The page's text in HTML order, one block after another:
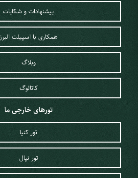
پیشنهادات و شکایات
همکاری با اسپیلت البرز
وبلاگ
کاتالوگ
تورهای خارجی ما
تور کنیا
تور نپال